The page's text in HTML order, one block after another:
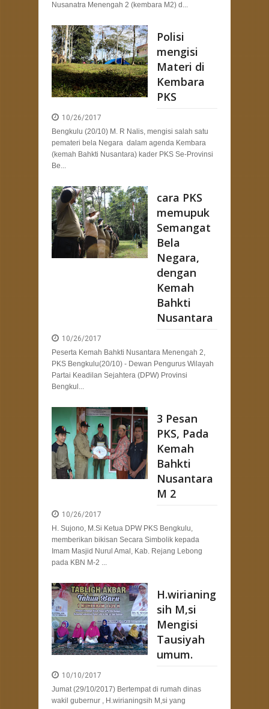
Nusanatra Menengah 2 (kembara M2) d...
Polisi
mengisi
Materi di
Kembara
PKS
10/26/2017
Bengkulu (20/10) M. R Nalis, mengisi salah satu
pemateri bela Negara dalam agenda Kembara
(kemah Bahkti Nusantara) kader PKS Se-Provinsi
Be...
cara PKS
memupuk
Semangat
Bela
Negara,
dengan
Kemah
Bahkti
Nusantara
10/26/2017
Peserta Kemah Bahkti Nusantara Menengah 2,
PKS Bengkulu(20/10) - Dewan Pengurus Wilayah
Partai Keadilan Sejahtera (DPW) Provinsi
Bengkul...
3 Pesan
PKS, Pada
Kemah
Bahkti
Nusantara
M 2
10/26/2017
H. Sujono, M.Si Ketua DPW PKS Bengkulu,
memberikan bikisan Secara Simbolik kepada
Imam Masjid Nurul Amal, Kab. Rejang Lebong
pada KBN M-2 ...
H.wirianing
sih M,si
Mengisi
Tausiyah
umum.
10/10/2017
Jumat (29/10/2017) Bertempat di rumah dinas
wakil gubernur , H.wirianingsih M,si yang